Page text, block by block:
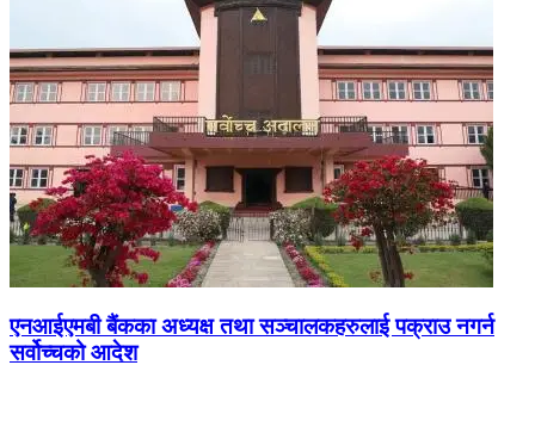
एनआईएमबी बैंकका अध्यक्ष तथा सञ्चालकहरुलाई पक्राउ नगर्न
सर्वोच्चको आदेश